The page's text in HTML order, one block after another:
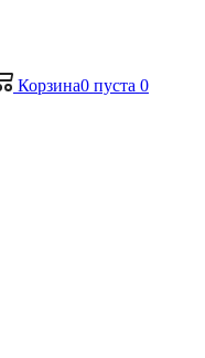
Корзина0 пуста 0